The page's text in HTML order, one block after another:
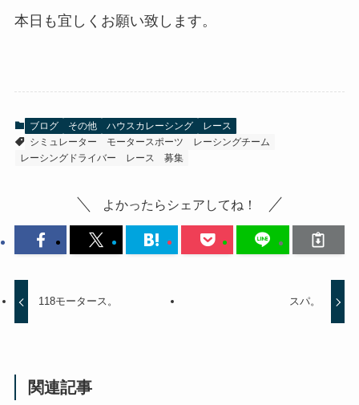
本日も宜しくお願い致します。
ブログ その他 ハウスカレーシング
レース
シミュレーター
モータースポーツ
レーシングチーム
レーシングドライバー
レース 募集
よかったらシェアしてね！
118モータース。 スパ。
関連記事